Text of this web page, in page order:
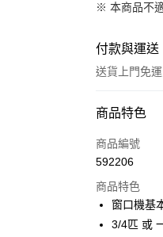
※ 本商品不
付款與運送
送貨上門免
付款方式
信用卡
PayMe
WeChat Pay
商品特色
商品編號
592206
商品特色
窗口機基
3/4匹 或